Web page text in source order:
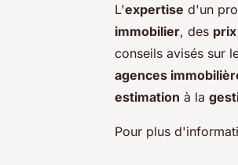
L'expertise d'un
immobilier, des prix
conseils avisés sur
agences
estimation à la
Pour plus